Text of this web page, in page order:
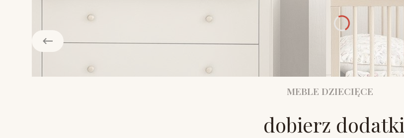
MEBLE DZIECIĘCE
dobierz dodatki